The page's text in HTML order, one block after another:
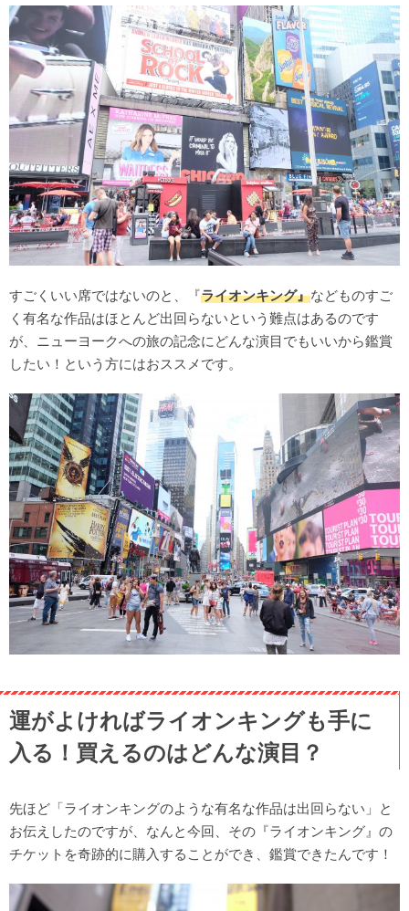
すごくいい席ではないのと、『ライオンキング』などものすご
く有名な作品はほとんど出回らないという難点はあるのです
が、ニューヨークへの旅の記念にどんな演目でもいいから鑑賞
したい！という方にはおススメです。
運がよければライオンキングも手に
入る！買えるのはどんな演目？
先ほど「ライオンキングのような有名な作品は出回らない」と
お伝えしたのですが、なんと今回、その『ライオンキング』の
チケットを奇跡的に購入することができ、鑑賞できたんです！